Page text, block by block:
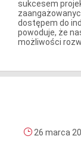
sukcesem
dostępem do
powoduje, że
możliwości
26 marca